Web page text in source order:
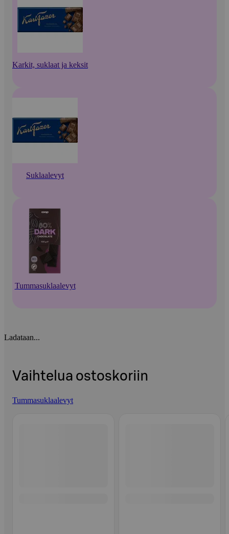
Karkit, suklaat ja keksit
Suklaalevyt
Tummasuklaalevyt
Ladataan...
Vaihtelua ostoskoriin
Tummasuklaalevyt